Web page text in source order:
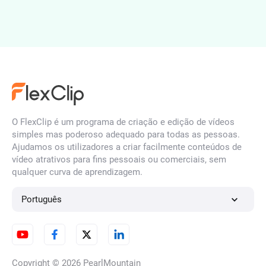
Claymation
O FlexClip é um programa de criação e edição de vídeos
simples mas poderoso adequado para todas as pessoas.
Ajudamos os utilizadores a criar facilmente conteúdos de
vídeo atrativos para fins pessoais ou comerciais, sem
qualquer curva de aprendizagem.
Português
Copyright © 2026 PearlMountain